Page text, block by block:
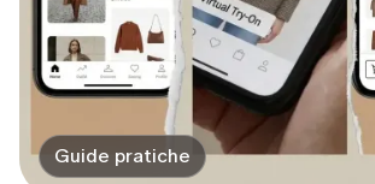
Guide pratiche